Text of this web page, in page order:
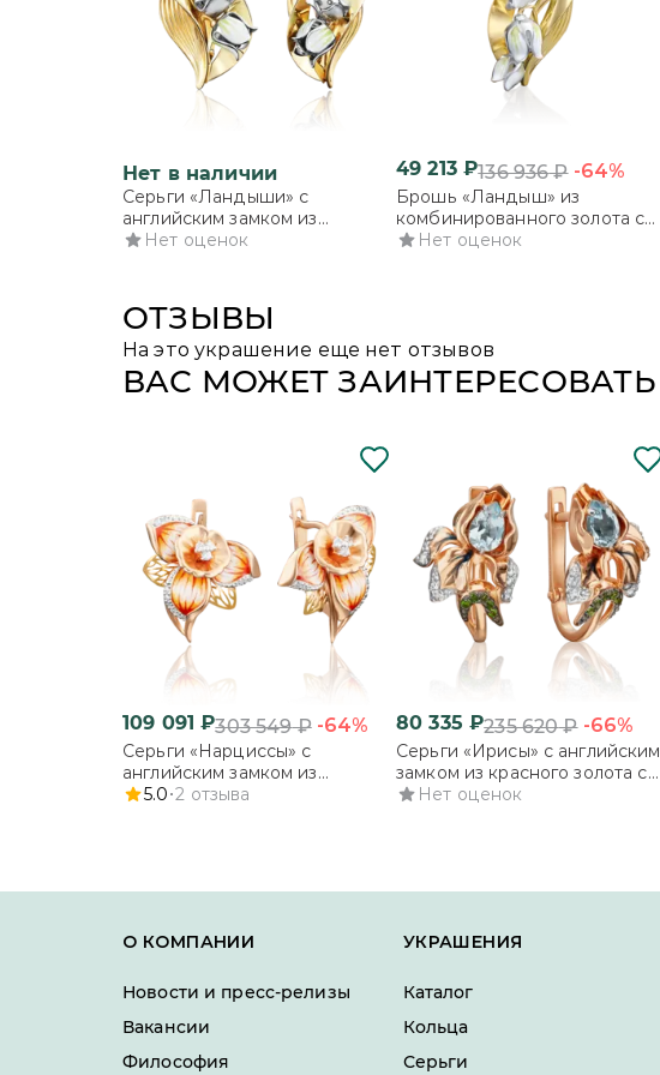
Нет в наличии
Серьги «Ландыши» с
английским замком из
комбинированного золота с
Нет оценок
49 213₽136 936₽ -64%
Брошь «Ландыш» из
комбинированного золота с
эмалью
Нет оценок
ОТЗЫВЫ
На это украшение еще нет отзывов
ВАС МОЖЕТ ЗАИНТЕРЕСОВАТЬ
109 091 ₽303 549₽ -64%
Серьги «Нарциссы» с
английским замком из
комбинированного золота с
5.0 2 отзыва
80 335 ₽235 620₽ -66%
Серьги «Ирисы» с английским
замком из красного золота с
миксом камней и эмалью
Нет оценок
О КОМПАНИИ
Новости и пресс-релизы
Вакансии
Философия
УКРАШЕНИЯ
Каталог
Кольца
Серьги